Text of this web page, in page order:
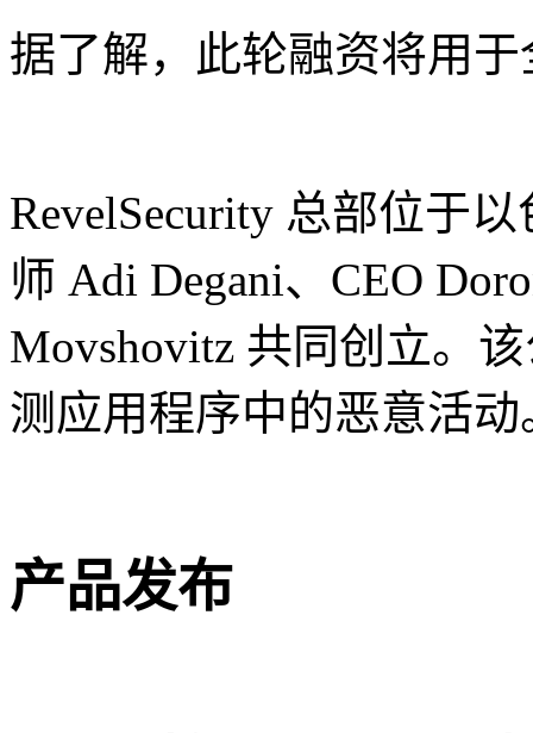
据了解，此轮融资将用
RevelSecurity 总部位于
师 Adi Degani、CEO
Movshovitz 共同创立。
测应用程序中的恶意活动
产品发布